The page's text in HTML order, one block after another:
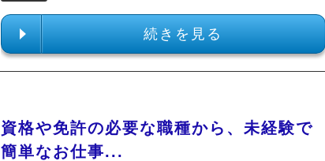
続きを見る
資格や免許の必要な職種から、未経験で
簡単なお仕事...